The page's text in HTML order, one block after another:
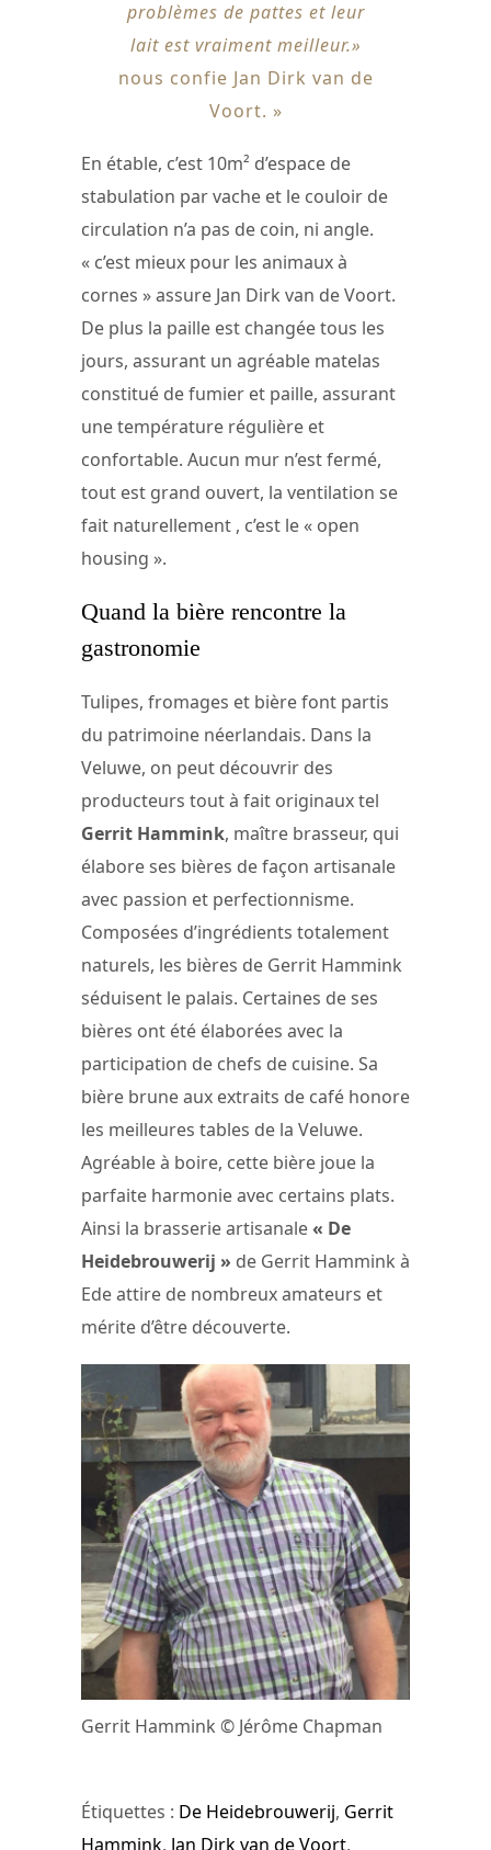
problèmes de pattes et leur
lait est vraiment meilleur.»
nous confie Jan Dirk van de
Voort. »
En étable, c’est 10m² d’espace de
stabulation par vache et le couloir de
circulation n’a pas de coin, ni angle.
« c’est mieux pour les animaux à
cornes » assure Jan Dirk van de Voort.
De plus la paille est changée tous les
jours, assurant un agréable matelas
constitué de fumier et paille, assurant
une température régulière et
confortable. Aucun mur n’est fermé,
tout est grand ouvert, la ventilation se
fait naturellement , c’est le « open
housing ».
Quand la bière rencontre la
gastronomie
Tulipes, fromages et bière font partis
du patrimoine néerlandais. Dans la
Veluwe, on peut découvrir des
producteurs tout à fait originaux tel
Gerrit Hammink, maître brasseur, qui
élabore ses bières de façon artisanale
avec passion et perfectionnisme.
Composées d’ingrédients totalement
naturels, les bières de Gerrit Hammink
séduisent le palais. Certaines de ses
bières ont été élaborées avec la
participation de chefs de cuisine. Sa
bière brune aux extraits de café honore
les meilleures tables de la Veluwe.
Agréable à boire, cette bière joue la
parfaite harmonie avec certains plats.
Ainsi la brasserie artisanale« De
Heidebrouwerij » de Gerrit Hammink à
Ede attire de nombreux amateurs et
mérite d’être découverte.
Gerrit Hammink © Jérôme Chapman
Étiquettes : De Heidebrouwerij, Gerrit
Hammink, Jan Dirk van de Voort,